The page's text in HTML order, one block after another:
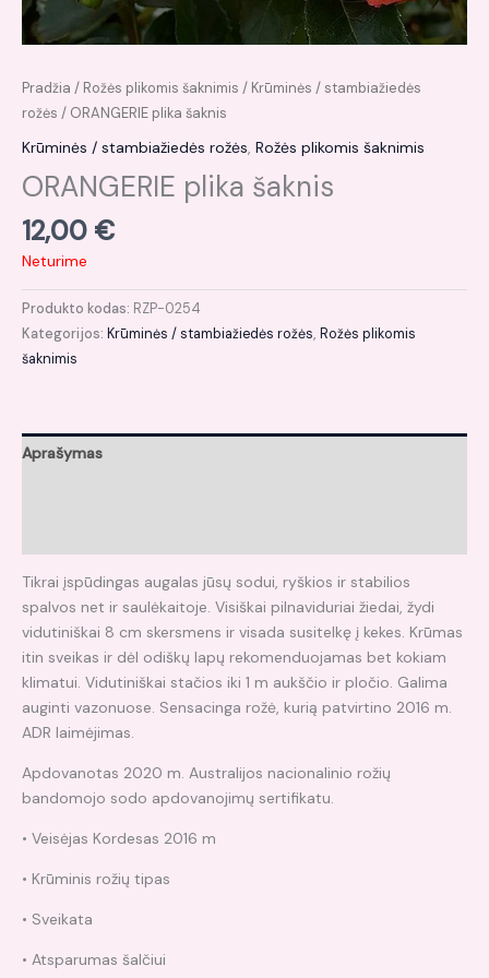
Pradžia / Rožės plikomis šaknimis / Krūminės / stambiažiedės
rožės / ORANGERIE plika šaknis
Krūminės / stambiažiedės rožės, Rožės plikomis šaknimis
ORANGERIE plika šaknis
12,00 €
Neturime
Produkto kodas: RZP-0254
Kategorijos: Krūminės / stambiažiedės rožės, Rožės plikomis
šaknimis
Aprašymas
Tikrai įspūdingas augalas jūsų sodui, ryškios ir stabilios
spalvos net ir saulėkaitoje. Visiškai pilnaviduriai žiedai, žydi
vidutiniškai 8 cm skersmens ir visada susitelkę į kekes. Krūmas
itin sveikas ir dėl odiškų lapų rekomenduojamas bet kokiam
klimatui. Vidutiniškai stačios iki 1 m aukščio ir pločio. Galima
auginti vazonuose. Sensacinga rožė, kurią patvirtino 2016 m.
ADR laimėjimas.
Apdovanotas 2020 m. Australijos nacionalinio rožių
bandomojo sodo apdovanojimų sertifikatu.
• Veisėjas Kordesas 2016 m
• Krūminis rožių tipas
• Sveikata
• Atsparumas šalčiui